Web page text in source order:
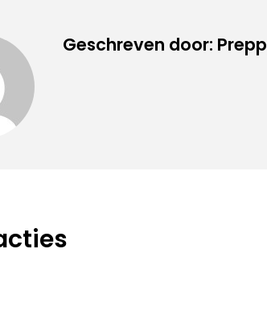
Geschreven door: